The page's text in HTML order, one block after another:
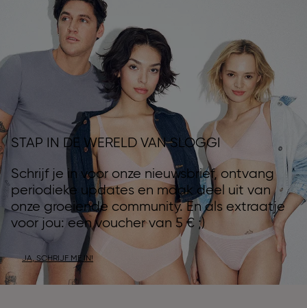
STAP IN DE WERELD VAN SLOGGI
Schrijf je in voor onze nieuwsbrief, ontvang
periodieke updates en maak deel uit van
onze groeiende community. En als extraatje
voor jou: een voucher van 5 € ;)
JA, SCHRIJF ME IN!